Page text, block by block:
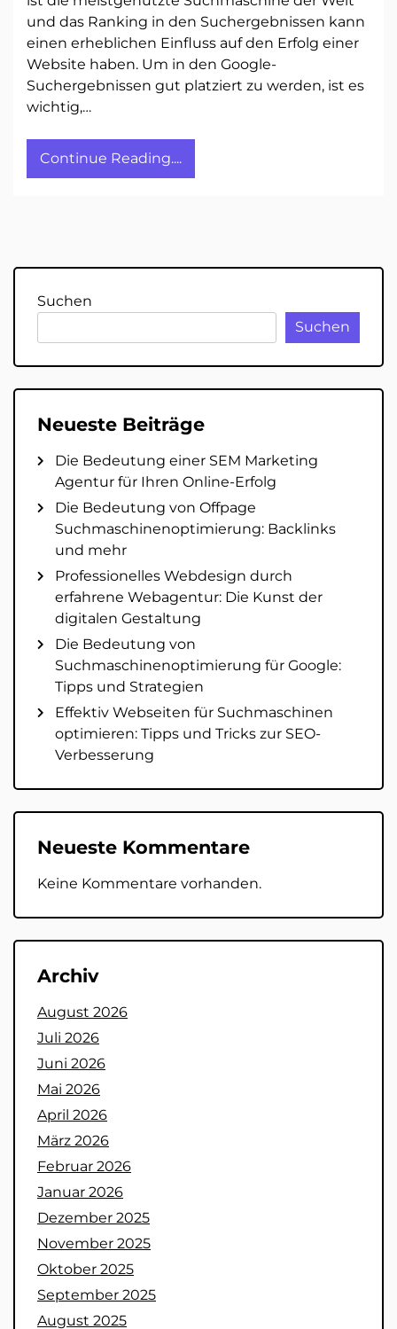
und das Ranking in den Suchergebnissen kann
einen erheblichen Einfluss auf den Erfolg einer
Website haben. Um in den Google-
Suchergebnissen gut platziert zu werden, ist es
wichtig,…
Continue Reading....
Suchen
Suchen
Neueste Beiträge
Die Bedeutung einer SEM Marketing
Agentur für Ihren Online-Erfolg
Die Bedeutung von Offpage
Suchmaschinenoptimierung: Backlinks
und mehr
Professionelles Webdesign durch
erfahrene Webagentur: Die Kunst der
digitalen Gestaltung
Die Bedeutung von
Suchmaschinenoptimierung für Google:
Tipps und Strategien
Effektiv Webseiten für Suchmaschinen
optimieren: Tipps und Tricks zur SEO-
Verbesserung
Neueste Kommentare
Keine Kommentare vorhanden.
Archiv
August 2026
Juli 2026
Juni 2026
Mai 2026
April 2026
März 2026
Februar 2026
Januar 2026
Dezember 2025
November 2025
Oktober 2025
September 2025
August 2025